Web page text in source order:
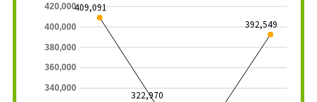
340,000
360,000
380,000
400,000
420,000409,091
322,970
392,549